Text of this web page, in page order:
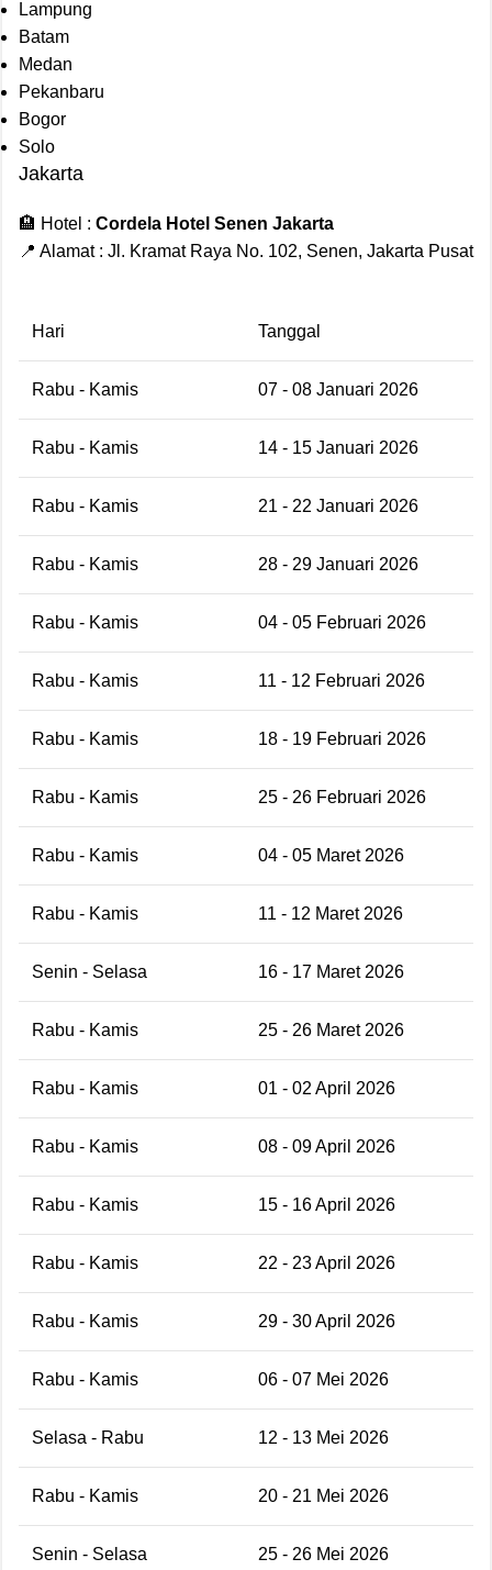
Lampung
Batam
Medan
Pekanbaru
Bogor
Solo
Jakarta
🏨 Hotel : Cordela Hotel Senen Jakarta
📍 Alamat : Jl. Kramat Raya No. 102, Senen, Jakarta Pusat
Hari Tanggal
Rabu - Kamis 07 - 08 Januari 2026
Rabu - Kamis 14 - 15 Januari 2026
Rabu - Kamis 21 - 22 Januari 2026
Rabu - Kamis 28 - 29 Januari 2026
Rabu - Kamis 04 - 05 Februari 2026
Rabu - Kamis 11 - 12 Februari 2026
Rabu - Kamis 18 - 19 Februari 2026
Rabu - Kamis 25 - 26 Februari 2026
Rabu - Kamis 04 - 05 Maret 2026
Rabu - Kamis 11 - 12 Maret 2026
Senin - Selasa 16 - 17 Maret 2026
Rabu - Kamis 25 - 26 Maret 2026
Rabu - Kamis 01 - 02 April 2026
Rabu - Kamis 08 - 09 April 2026
Rabu - Kamis 15 - 16 April 2026
Rabu - Kamis 22 - 23 April 2026
Rabu - Kamis 29 - 30 April 2026
Rabu - Kamis 06 - 07 Mei 2026
Selasa - Rabu 12 - 13 Mei 2026
Rabu - Kamis 20 - 21 Mei 2026
Senin - Selasa 25 - 26 Mei 2026